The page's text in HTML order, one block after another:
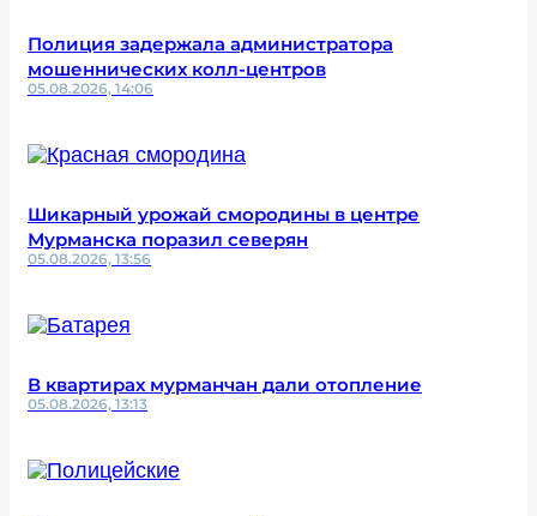
Полиция задержала администратора
мошеннических колл-центров
05.08.2026, 14:06
Шикарный урожай смородины в центре
Мурманска поразил северян
05.08.2026, 13:56
В квартирах мурманчан дали отопление
05.08.2026, 13:13